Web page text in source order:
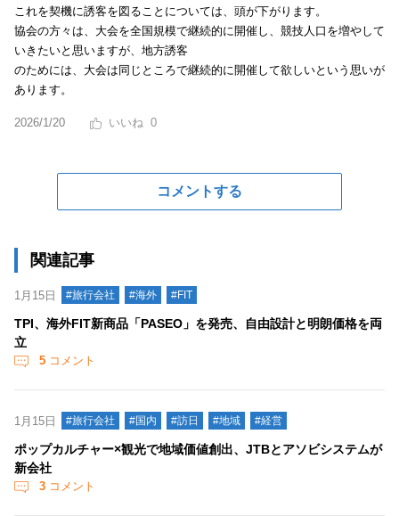
これを契機に誘客を図ることについては、頭が下がります。
協会の方々は、大会を全国規模で継続的に開催し、競技人口を増やして
いきたいと思いますが、地方誘客
のためには、大会は同じところで継続的に開催して欲しいという思いが
あります。
2026/1/20 0
コメントする
関連記事
1月15日 #旅行会社 #海外 #FIT
TPI、海外FIT新商品「PASEO」を発売、自由設計と明朗価格を両
立
5 コメント
1月15日 #旅行会社 #国内 #訪日 #地域 #経営
ポップカルチャー×観光で地域価値創出、JTBとアソビシステムが
新会社
3 コメント